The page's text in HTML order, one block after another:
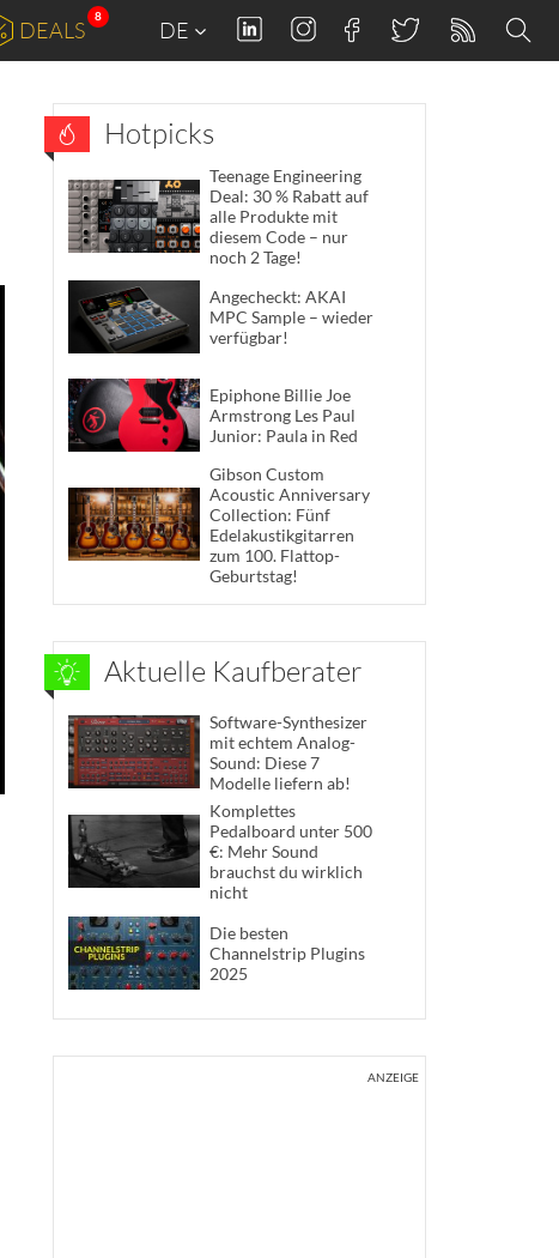
DEALS
8
DE
Hotpicks
Teenage Engineering
Deal: 30 % Rabatt auf
alle Produkte mit
diesem Code – nur
noch 2 Tage!
Angecheckt: AKAI
MPC Sample – wieder
verfügbar!
Epiphone Billie Joe
Armstrong Les Paul
Junior: Paula in Red
Gibson Custom
Acoustic Anniversary
Collection: Fünf
Edelakustikgitarren
zum 100. Flattop-
Geburtstag!
Aktuelle Kaufberater
Software-Synthesizer
mit echtem Analog-
Sound: Diese 7
Modelle liefern ab!
Komplettes
Pedalboard unter 500
€: Mehr Sound
brauchst du wirklich
nicht
Die besten
Channelstrip Plugins
2025
ANZEIGE